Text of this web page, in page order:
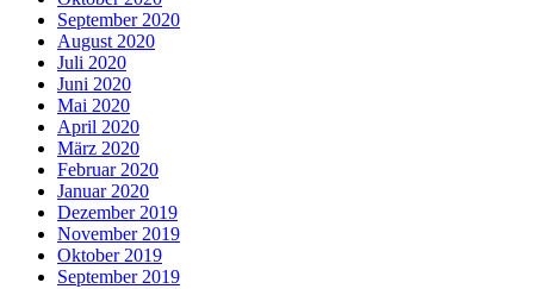
September 2020
August 2020
Juli 2020
Juni 2020
Mai 2020
April 2020
März 2020
Februar 2020
Januar 2020
Dezember 2019
November 2019
Oktober 2019
September 2019